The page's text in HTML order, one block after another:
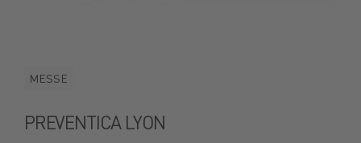
MESSE
PREVENTICA LYON